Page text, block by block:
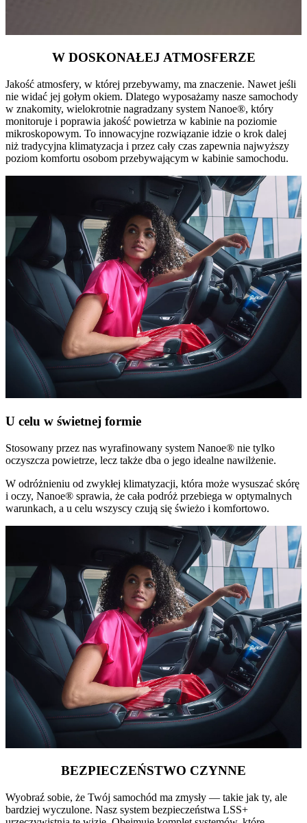
W DOSKONAŁEJ ATMOSFERZE
Jakość atmosfery, w której przebywamy, ma znaczenie. Nawet jeśli
nie widać jej gołym okiem. Dlatego wyposażamy nasze samochody
w znakomity, wielokrotnie nagradzany system Nanoe®, który
monitoruje i poprawia jakość powietrza w kabinie na poziomie
mikroskopowym. To innowacyjne rozwiązanie idzie o krok dalej
niż tradycyjna klimatyzacja i przez cały czas zapewnia najwyższy
poziom komfortu osobom przebywającym w kabinie samochodu.
U celu w świetnej formie
Stosowany przez nas wyrafinowany system Nanoe® nie tylko
oczyszcza powietrze, lecz także dba o jego idealne nawilżenie.
W odróżnieniu od zwykłej klimatyzacji, która może wysuszać skórę
i oczy, Nanoe® sprawia, że cała podróż przebiega w optymalnych
warunkach, a u celu wszyscy czują się świeżo i komfortowo.
BEZPIECZEŃSTWO CZYNNE
Wyobraź sobie, że Twój samochód ma zmysły — takie jak ty, ale
bardziej wyczulone. Nasz system bezpieczeństwa LSS+